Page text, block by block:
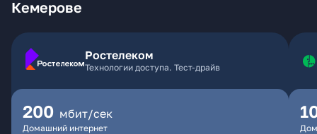
Кемерове
Ростелеком
Технологии доступа. Тест-драйв
200 мбит/сек
Домашний интернет